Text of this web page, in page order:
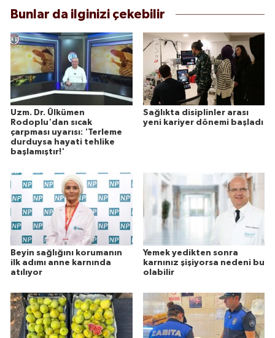
Bunlar da ilginizi çekebilir
Uzm. Dr. Ülkümen
Rodoplu'dan sıcak
çarpması uyarısı: 'Terleme
durduysa hayati tehlike
başlamıştır!'
Sağlıkta disiplinler arası
yeni kariyer dönemi başladı
Beyin sağlığını korumanın
ilk adımı anne karnında
atılıyor
Yemek yedikten sonra
karnınız şişiyorsa nedeni bu
olabilir